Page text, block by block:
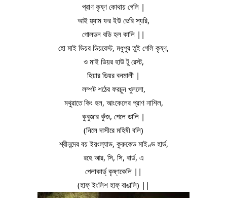
প্রাণ কৃষ্ণ কোথায় গেলি |
আই য়্যাম ফর ইউ ভেরি স্যরি,
গোলডন বডি হল কালি ||
হো মাই ডিয়র ডিয়রেস্ট, মধুপুর তুই গেলি কৃষ্ণ,
ও মাই ডিয়র হাউ টু রেস্ট,
হিয়ার ডিয়র বনমালী |
লম্পট শঠের ফরচুন খুললো,
মথুরাতে কিং হল, আংকেলের প্রাণ নাশিল,
কুবুজার কুঁজ, পেলে ডালি |
(নিলে দাসীরে মহিষী বলি)
শ্রীনন্দের বয় ইয়ংল্যাড, কুরুকেড মাইণ্ড হার্ড,
রহে আর, সি, সি, বার্ড, এ
পেলাকার্ড্ কৃষ্ণকেলি ||
(হাফ্ ইংলিশ হাফ্ বাঙালি) ||